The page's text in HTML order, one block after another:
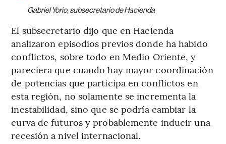
Gabriel Yorio, subsecretario de Hacienda
El subsecretario dijo que en Hacienda
analizaron episodios previos donde ha habido
conflictos, sobre todo en Medio Oriente, y
pareciera que cuando hay mayor coordinación
de potencias que participa en conflictos en
esta región, no solamente se incrementa la
inestabilidad, sino que se podría cambiar la
curva de futuros y probablemente inducir una
recesión a nivel internacional.